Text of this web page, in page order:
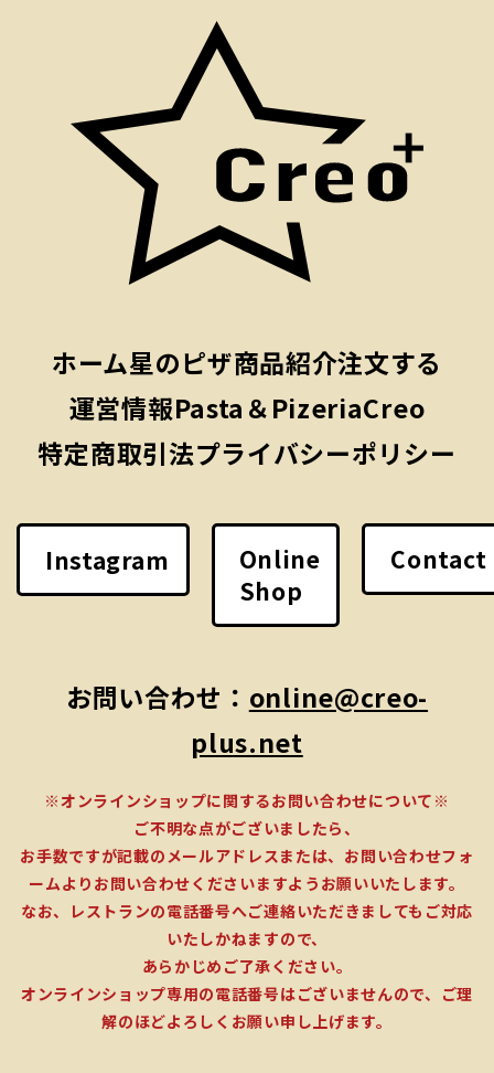
ホーム星のピザ商品紹介注文する
運営情報Pasta＆PizeriaCreo
特定商取引法プライバシーポリシー
Instagram
Online
Shop
Contact
お問い合わせ： online@creo-
plus.net
※オンラインショップに関するお問い合わせについて※
ご不明な点がございましたら、
お手数ですが記載のメールアドレスまたは、お問い合わせフォ
ームよりお問い合わせくださいますようお願いいたします。
なお、レストランの電話番号へご連絡いただきましてもご対応
いたしかねますので、
あらかじめご了承ください。
オンラインショップ専用の電話番号はございませんので、ご理
解のほどよろしくお願い申し上げます。